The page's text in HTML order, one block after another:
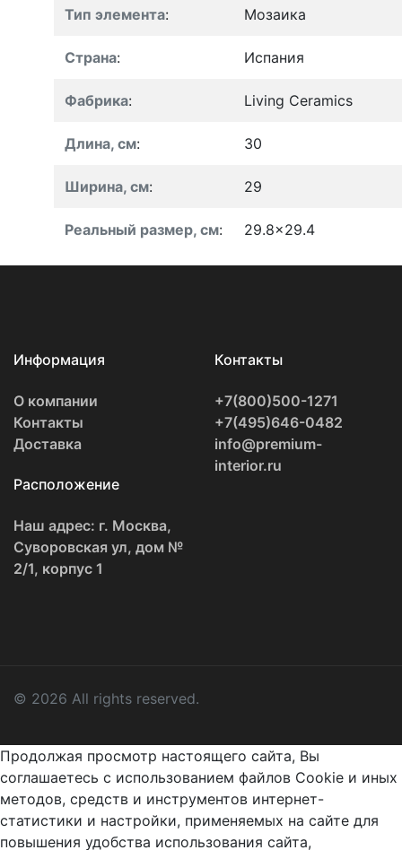
Тип элемента: Мозаика
Страна: Испания
Фабрика: Living Ceramics
Длина, см: 30
Ширина, см: 29
Реальный размер, см: 29.8x29.4
Информация
О компании
Контакты
Доставка
Контакты
+7(800)500-1271
+7(495)646-0482
info@premium-
interior.ru
Расположение
Наш адрес: г. Москва,
Суворовская ул, дом №
2/1, корпус 1
© 2026 All rights reserved.
Продолжая просмотр настоящего сайта, Вы
соглашаетесь с использованием файлов Cookie и иных
методов, средств и инструментов интернет-
статистики и настройки, применяемых на сайте для
повышения удобства использования сайта,